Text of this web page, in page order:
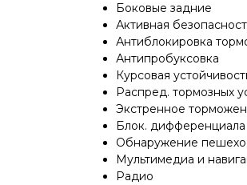
Боковые задние
Активная
Антиблокировка
Антипробуксовка
Курсовая
Распред. тормозных
Экстренное
Блок. дифференциала
Обнаружение
Мультимедиа и
Радио